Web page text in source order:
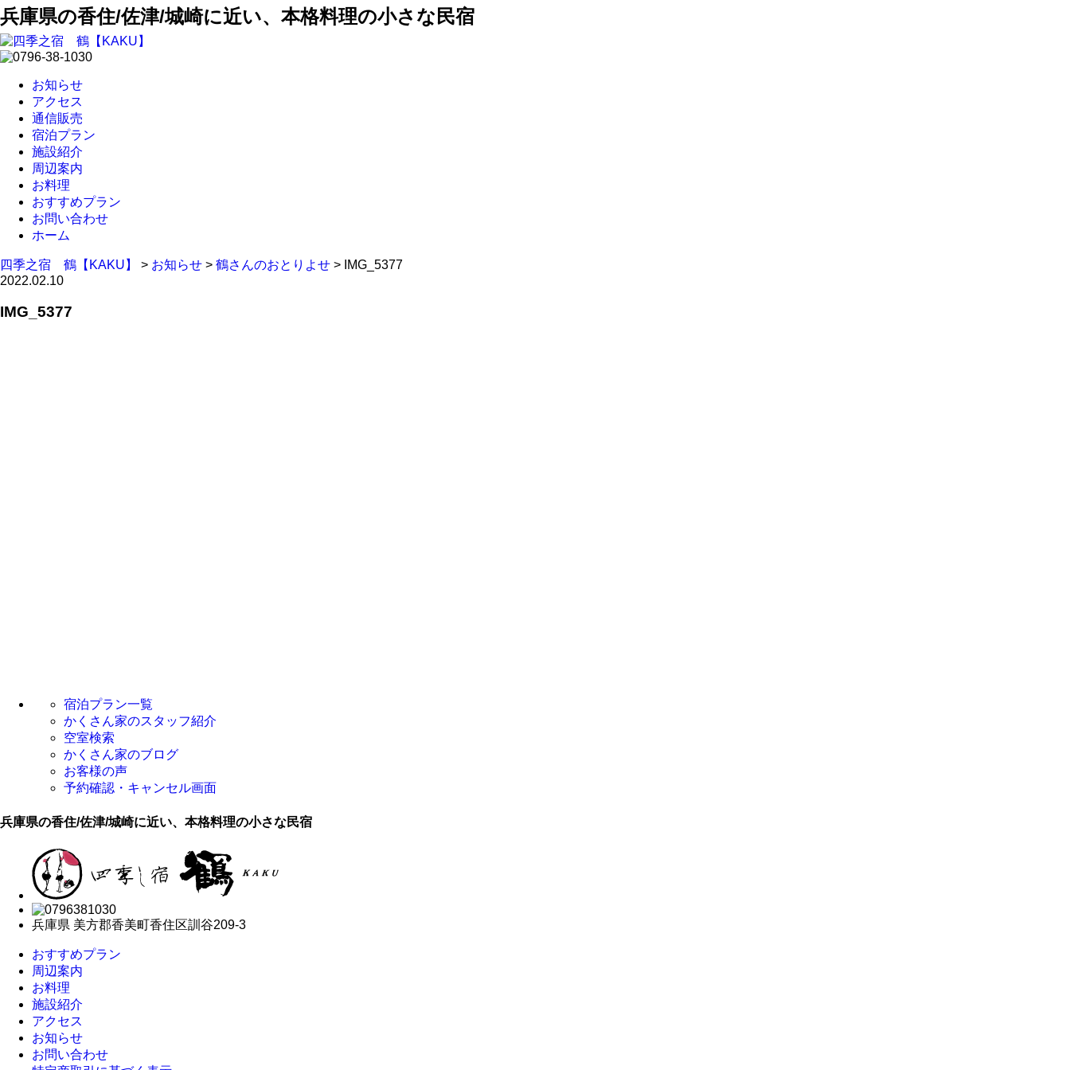
兵庫県の香住/佐津/城崎に近い、本格料理の小さな民宿
お知らせ
アクセス
通信販売
宿泊プラン
施設紹介
周辺案内
お料理
おすすめプラン
お問い合わせ
ホーム
四季之宿 鶴【KAKU】 > お知らせ > 鶴さんのおとりよせ > IMG_5377
2022.02.10
IMG_5377
宿泊プラン一覧
かくさん家のスタッフ紹介
空室検索
かくさん家のブログ
お客様の声
予約確認・キャンセル画面
兵庫県の香住/佐津/城崎に近い、本格料理の小さな民宿
兵庫県 美方郡香美町香住区訓谷209-3
おすすめプラン
周辺案内
お料理
施設紹介
アクセス
お知らせ
お問い合わせ